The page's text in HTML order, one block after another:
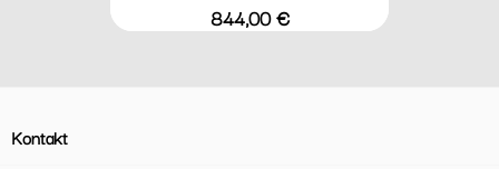
Preis
844,00 €
Kontakt